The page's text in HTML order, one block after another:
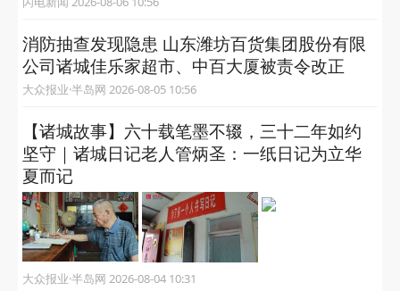
消防抽查发现隐患 山东潍坊百货集团股份有限
公司诸城佳乐家超市、中百大厦被责令改正
大众报业·半岛网 2026-08-05 10:56
【诸城故事】六十载笔墨不辍，三十二年如约
坚守｜诸城日记老人管炳圣：一纸日记为立华
夏而记
大众报业·半岛网 2026-08-04 10:31